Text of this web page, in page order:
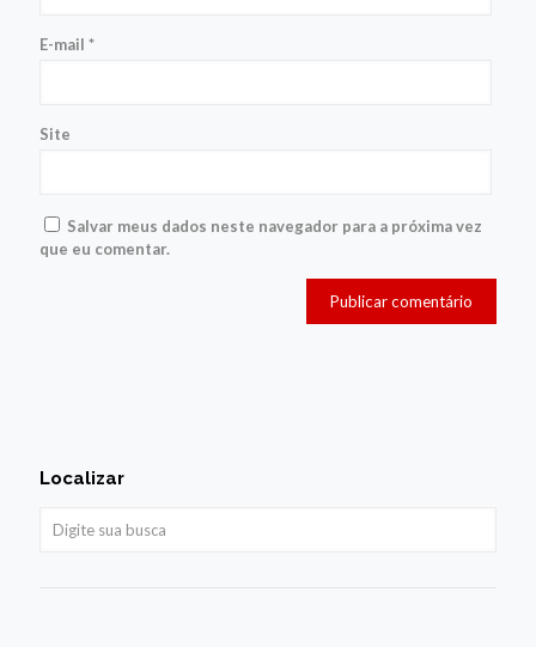
E-mail *
Site
Salvar meus dados neste navegador para a próxima vez
que eu comentar.
Localizar